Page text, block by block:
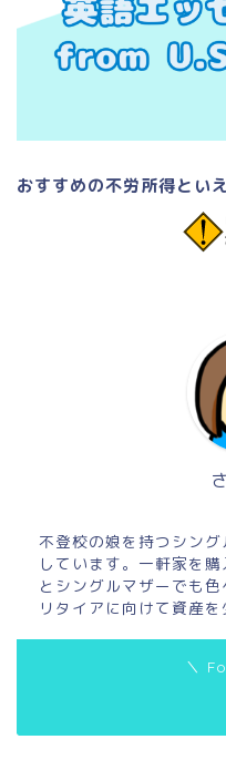
おすすめの不労所得とい
不登校の娘を持つシン
しています。一軒家を
とシングルマザーでも
リタイアに向けて資産を
＼